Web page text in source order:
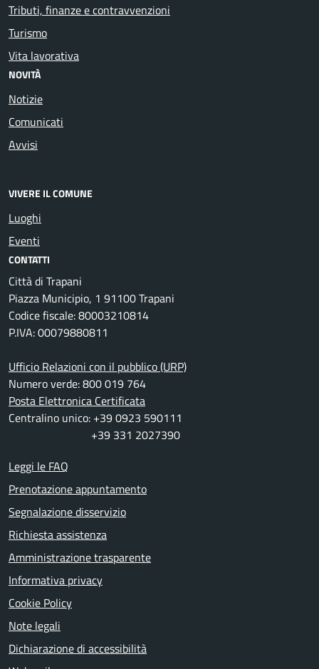
Tributi, finanze e contravvenzioni
Turismo
Vita lavorativa
NOVITÀ
Notizie
Comunicati
Avvisi
VIVERE IL COMUNE
Luoghi
Eventi
CONTATTI
Città di Trapani
Piazza Municipio, 1 91100 Trapani
Codice fiscale: 80003210814
P.IVA: 00079880811
Ufficio Relazioni con il pubblico (URP)
Numero verde: 800 019 764
Posta Elettronica Certificata
Centralino unico: +39 0923 590111
+39 331 2027390
Leggi le FAQ
Prenotazione appuntamento
Segnalazione disservizio
Richiesta assistenza
Amministrazione trasparente
Informativa privacy
Cookie Policy
Note legali
Dichiarazione di accessibilità